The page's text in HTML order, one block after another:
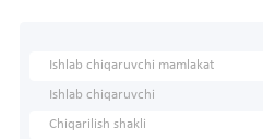
Ishlab chiqaruvchi mamlakat
Ishlab chiqaruvchi
Chiqarilish shakli